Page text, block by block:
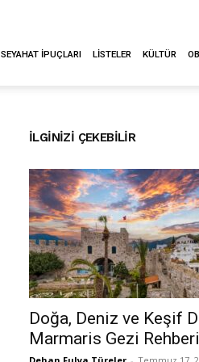
SEYAHAT İPUÇLARI LISTELER KÜLTÜR
İLGINIZI ÇEKEBILIR
Doğa, Deniz ve Keşif
Marmaris Gezi Rehberi